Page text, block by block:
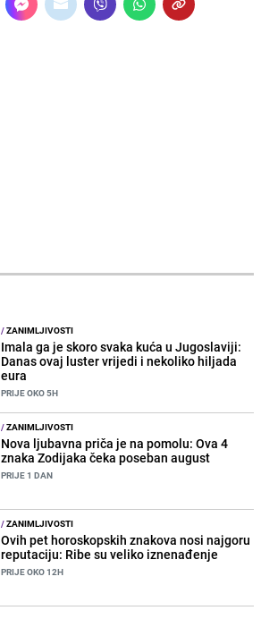
/ZANIMLJIVOSTI
Imala ga je skoro svaka kuća u Jugoslaviji:
Danas ovaj luster vrijedi i nekoliko hiljada
eura
PRIJE OKO 5H
/ZANIMLJIVOSTI
Nova ljubavna priča je na pomolu: Ova 4
znaka Zodijaka čeka poseban august
PRIJE 1 DAN
/ZANIMLJIVOSTI
Ovih pet horoskopskih znakova nosi najgoru
reputaciju: Ribe su veliko iznenađenje
PRIJE OKO 12H